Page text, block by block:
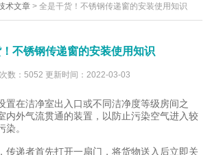
术文章 >全是干货！不锈钢传递窗的安装使用知识
不锈钢传递窗的安装使用知识
数：5052 更新时间：2022-03-03
置在洁净室出入口或不同洁净度等级房间之
内外气流贯通的装置，以防止污染空气进入较
。
递者首先打开一扇门，将货物送入后立即关